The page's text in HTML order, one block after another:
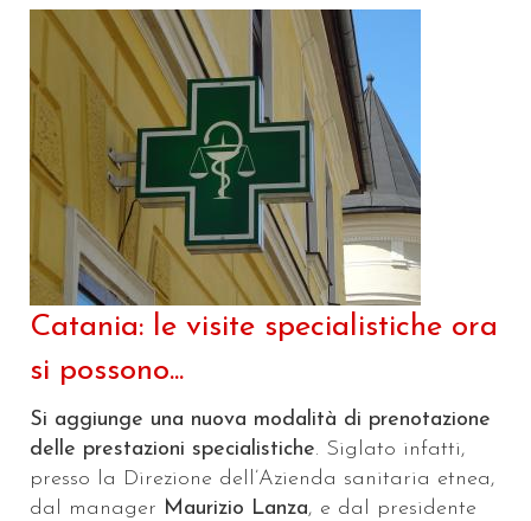
Catania: le visite specialistiche ora
si possono...
Si aggiunge una nuova modalità di prenotazione
delle prestazioni specialistiche. Siglato infatti,
presso la Direzione dell’Azienda sanitaria etnea,
dal manager Maurizio Lanza, e dal presidente